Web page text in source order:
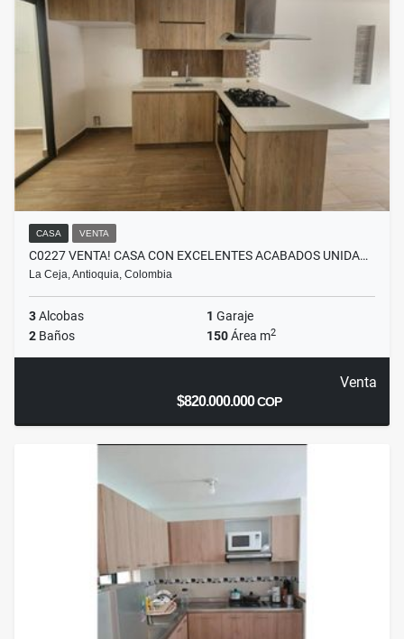
CASA VENTA
C0227 VENTA! CASA CON EXCELENTES ACABADOS UNIDA…
La Ceja, Antioquia, Colombia
3Alcobas 1 Garaje
2 Baños 150Área m2
Venta
$820.000.000COP